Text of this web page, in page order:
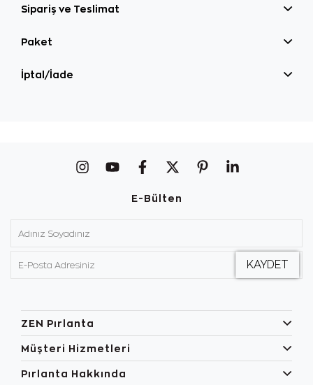
Sipariş ve Teslimat
Paket
İptal/İade
E-Bülten
ZEN Pırlanta
Müşteri Hizmetleri
Pırlanta Hakkında